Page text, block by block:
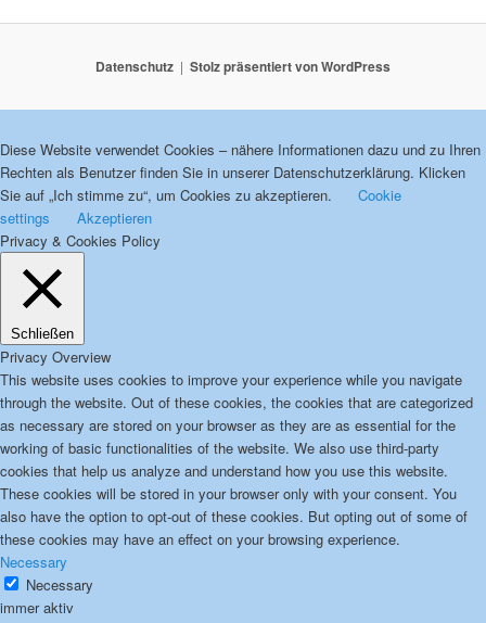
Datenschutz Stolz präsentiert von WordPress
Diese Website verwendet Cookies – nähere Informationen dazu und zu Ihren
Rechten als Benutzer finden Sie in unserer Datenschutzerklärung. Klicken
Sie auf „Ich stimme zu“, um Cookies zu akzeptieren.
Cookie
settings
Akzeptieren
Privacy & Cookies Policy
Schließen
Privacy Overview
This website uses cookies to improve your experience while you navigate
through the website. Out of these cookies, the cookies that are categorized
as necessary are stored on your browser as they are as essential for the
working of basic functionalities of the website. We also use third-party
cookies that help us analyze and understand how you use this website.
These cookies will be stored in your browser only with your consent. You
also have the option to opt-out of these cookies. But opting out of some of
these cookies may have an effect on your browsing experience.
Necessary
Necessary
immer aktiv